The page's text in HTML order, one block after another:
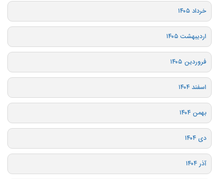
خرداد ۱۴۰۵
اردیبهشت ۱۴۰۵
فروردین ۱۴۰۵
اسفند ۱۴۰۴
بهمن ۱۴۰۴
دی ۱۴۰۴
آذر ۱۴۰۴